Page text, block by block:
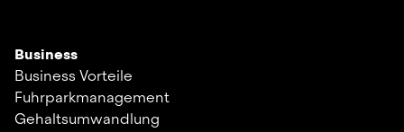
Business
Business Vorteile
Fuhrparkmanagement
Gehaltsumwandlung